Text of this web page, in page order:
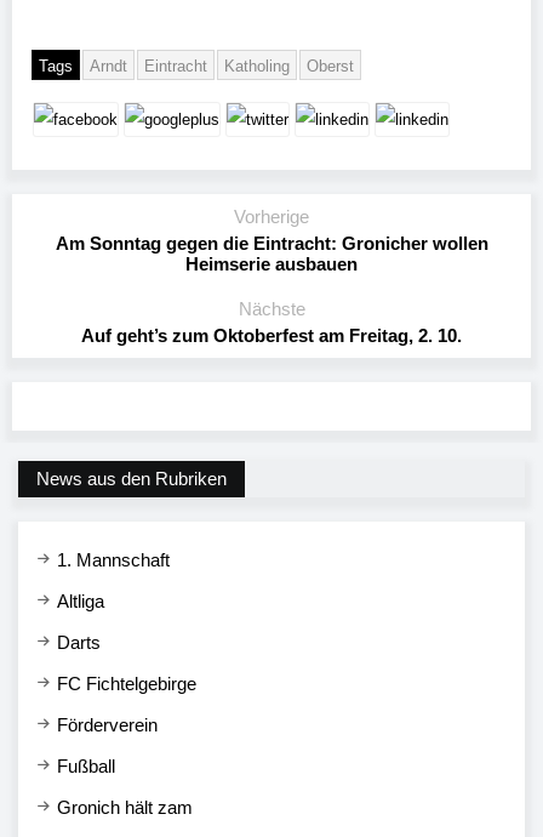
Tags Arndt Eintracht Katholing Oberst
Vorherige
Am Sonntag gegen die Eintracht: Gronicher wollen
Heimserie ausbauen
Nächste
Auf geht’s zum Oktoberfest am Freitag, 2. 10.
News aus den Rubriken
1. Mannschaft
Altliga
Darts
FC Fichtelgebirge
Förderverein
Fußball
Gronich hält zam